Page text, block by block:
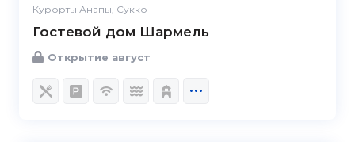
Курорты Анапы, Сукко
Гостевой дом Шармель
Открытие август